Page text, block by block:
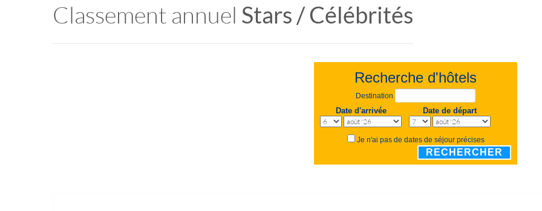
Classement annuel Stars / Célébrités
Recherche d'hôtels
Destination
Date d'arrivée Date de départ
Je n'ai pas de dates de séjour précises
RECHERCHER